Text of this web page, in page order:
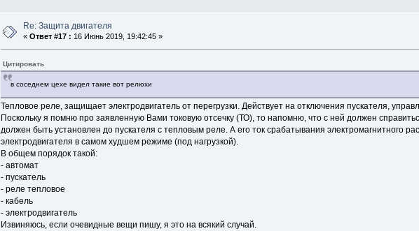
Re: Защита двигателя
«Ответ #17 : 16 Июнь 2019, 19:42:45 »
Цитировать
в соседнем цехе видел такие вот релюхи
Тепловое реле, защищает электродвигатель от перегрузки. Действует на отключения пускателя,
Поскольку я помню про заявленную Вами токовую отсечку (ТО), то напомню, что с ней должен
должен быть установлен до пускателя с тепловым реле. А его ток срабатывания электромагнитного
электродвигателя в самом худшем режиме (под нагрузкой).
В общем порядок такой:
- автомат
- пускатель
- реле тепловое
- кабель
- электродвигатель
Извиняюсь, если очевидные вещи пишу, я это на всякий случай.